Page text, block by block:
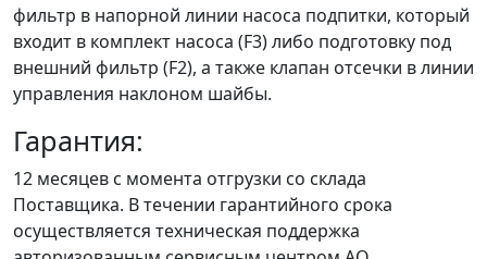
фильтр в напорной линии насоса подпитки, который
входит в комплект насоса (F3) либо подготовку под
внешний фильтр (F2), а также клапан отсечки в линии
управления наклоном шайбы.
Гарантия:
12 месяцев с момента отгрузки со склада
Поставщика. В течении гарантийного срока
осуществляется техническая поддержка